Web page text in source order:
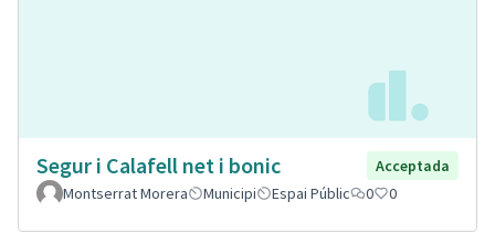
Segur i Calafell net i bonic
Acceptada
Montserrat Morera
Municipi Espai Públic 0 0